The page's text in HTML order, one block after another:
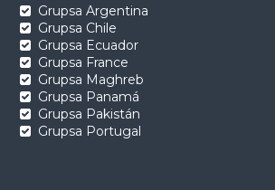
Grupsa Argentina
Grupsa Chile
Grupsa Ecuador
Grupsa France
Grupsa Maghreb
Grupsa Panamá
Grupsa Pakistán
Grupsa Portugal